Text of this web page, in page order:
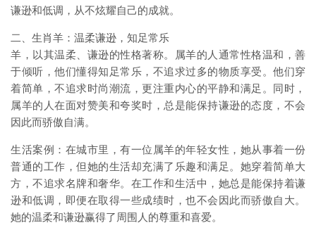
谦逊和低调，从不炫耀自己的成就。
二、生肖羊：温柔谦逊，知足常乐
羊，以其温柔、谦逊的性格著称。属羊的人通常性格温和，善
于倾听，他们懂得知足常乐，不追求过多的物质享受。他们穿
着简单，不追求时尚潮流，更注重内心的平静和满足。同时，
属羊的人在面对赞美和夸奖时，总是能保持谦逊的态度，不会
因此而骄傲自满。
生活案例：在城市里，有一位属羊的年轻女性，她从事着一份
普通的工作，但她的生活却充满了乐趣和满足。她穿着简单大
方，不追求名牌和奢华。在工作和生活中，她总是能保持着谦
逊和低调，即便在取得一些成绩时，也不会因此而骄傲自大。
她的温柔和谦逊赢得了周围人的尊重和喜爱。